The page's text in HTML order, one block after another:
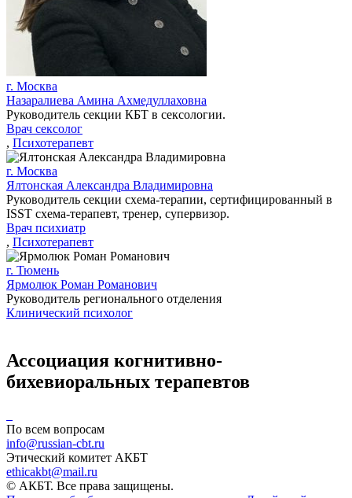
г. Москва
Назаралиева Амина Ахмедуллаховна
Руководитель секции КБТ в сексологии.
Врач сексолог
, Психотерапевт
г. Москва
Ялтонская Александра Владимировна
Руководитель секции схема-терапии, сертифицированный в
ISST схема-терапевт, тренер, супервизор.
Врач психиатр
, Психотерапевт
г. Тюмень
Ярмолюк Роман Романович
Руководитель регионального отделения
Клинический психолог
Ассоциация когнитивно-
бихевиоральных терапевтов
По всем вопросам
info@russian-cbt.ru
Этический комитет АКБТ
ethicakbt@mail.ru
© АКБТ. Все права защищены.